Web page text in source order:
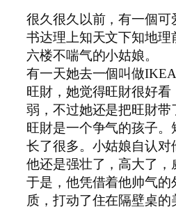
很久很久以前，有一個可
书达理上知天文下知地理
六楼不喘气的小姑娘。
有一天她去一個叫做IKEA
旺財，她觉得旺財很好看
弱，不过她还是把旺財带
旺財是一个争气的孩子
长了很多。小姑娘自认对
他还是强壮了，高大了，
于是，他凭借着他帅气的
质，打动了住在隔壁桌的